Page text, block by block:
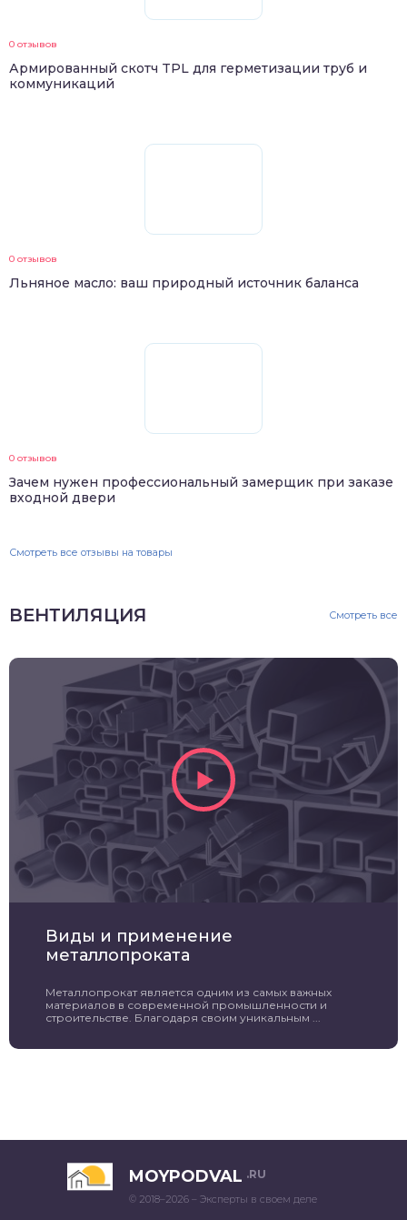
0 отзывов
Армированный скотч TPL для герметизации труб и
коммуникаций
0 отзывов
Льняное масло: ваш природный источник баланса
0 отзывов
Зачем нужен профессиональный замерщик при заказе
входной двери
Смотреть все отзывы на товары
ВЕНТИЛЯЦИЯ Смотреть все
Виды и применение
металлопроката
Металлопрокат является одним из самых важных
материалов в современной промышленности и
строительстве. Благодаря своим уникальным ...
MOYPODVAL .RU
© 2018–2026 – Эксперты в своем деле